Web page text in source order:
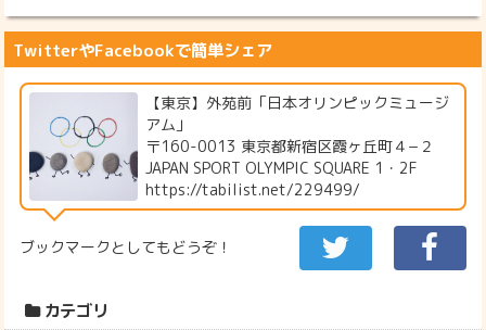
TwitterやFacebookで簡単シェア
【東京】外苑前「日本オリンピックミュージ
アム」
〒160-0013 東京都新宿区霞ヶ丘町４−２
JAPAN SPORT OLYMPIC SQUARE 1・2F
https://tabilist.net/229499/
ブックマークとしてもどうぞ！
カテゴリ